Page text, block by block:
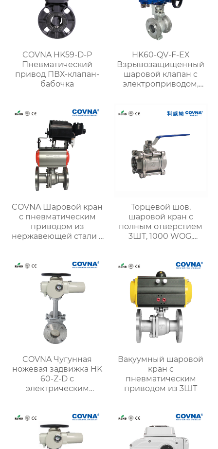
COVNA HK59-D-P
Пневматический
привод ПВХ-клапан-
бабочка
HK60-QV-F-EX
Взрывозащищенный
шаровой клапан с
электроприводом,
COVNA Шаровой кран
с пневматическим
приводом из
нержавеющей стали с
Торцевой шов,
шаровой кран с
полным отверстием
3ШТ, 1000 WOG,
COVNA Чугунная
ножевая задвижка HK
60-Z-D с
электрическим
Вакуумный шаровой
кран с
пневматическим
приводом из 3ШТ